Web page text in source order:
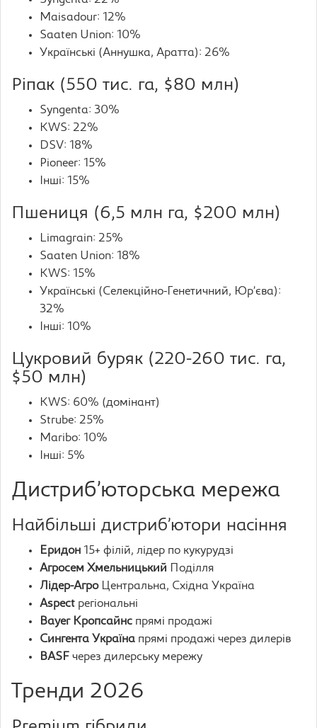
Maisadour: 12%
Saaten Union: 10%
Українські (Аннушка, Аратта): 26%
Ріпак (550 тис. га, $80 млн)
Syngenta: 30%
KWS: 22%
DSV: 18%
Pioneer: 15%
Інші: 15%
Пшениця (6,5 млн га, $200 млн)
Limagrain: 25%
Saaten Union: 18%
KWS: 15%
Українські (Селекційно-Генетичний, Юр’єва):
32%
Інші: 10%
Цукровий буряк (220-260 тис. га,
$50 млн)
KWS: 60% (домінант)
Strube: 25%
Maribo: 10%
Інші: 5%
Дистриб’юторська мережа
Найбільші дистриб’ютори насіння
Еридон 15+ філій, лідер по кукурудзі
Агросем Хмельницький Поділля
Лідер-АгроЦентральна, Східна Україна
Aspect регіональні
Bayer Кропсайнс прямі продажі
Сингента Україна прямі продажі через дилерів
BASF через дилерську мережу
Тренди 2026